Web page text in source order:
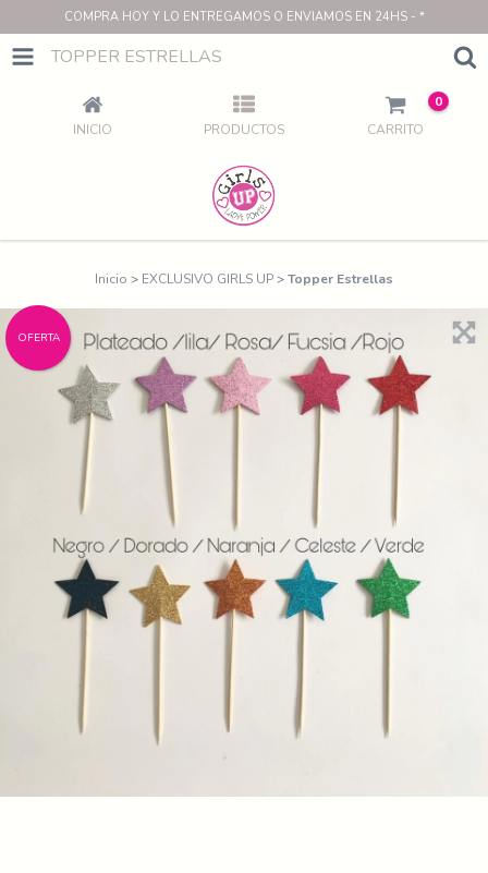
COMPRA HOY Y LO ENTREGAMOS O ENVIAMOS EN 24HS - *
TOPPER ESTRELLAS
INICIO PRODUCTOS CARRITO
0
Inicio > EXCLUSIVO GIRLS UP>Topper Estrellas
OFERTA